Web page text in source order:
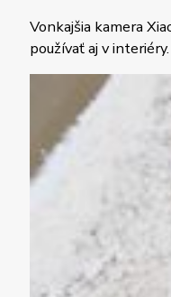
Vonkajšia kamera
používať aj v interiéry.